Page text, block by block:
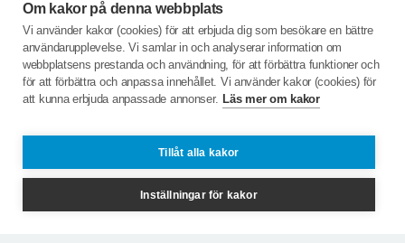
Om kakor på denna webbplats
Vi använder kakor (cookies) för att erbjuda dig som besökare en bättre
användarupplevelse. Vi samlar in och analyserar information om
webbplatsens prestanda och användning, för att förbättra funktioner och
för att förbättra och anpassa innehållet. Vi använder kakor (cookies) för
att kunna erbjuda anpassade annonser. Läs mer om kakor
Tillåt alla kakor
Inställningar för kakor
Kommande resor
Arkiv
C/o:Stanley Lysell